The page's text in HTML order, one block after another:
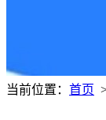
当前位置： 首页